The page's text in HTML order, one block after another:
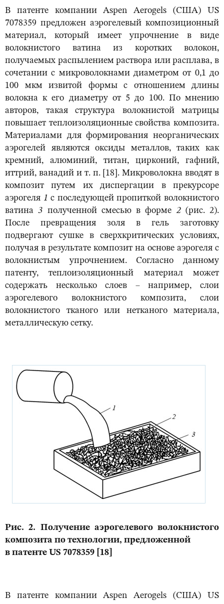
В патенте компании Aspen Aerogels (США) US
7078359 предложен аэрогелевый композиционный
материал, который имеет упрочнение в виде
волокнистого ватина из коротких волокон,
получаемых распылением раствора или расплава, в
сочетании с микроволокнами диаметром от 0,1 до
100 мкм извитой формы с отношением длины
волокна к его диаметру от 5 до 100. По мнению
авторов, такая структура волокнистой матрицы
повышает теплоизоляционные свойства композита.
Материалами для формирования неорганических
аэрогелей являются оксиды металлов, таких как
кремний, алюминий, титан, цирконий, гафний,
иттрий, ванадий и т. п. [18]. Микроволокна вводят в
композит путем их диспергации в прекурсоре
аэрогеля 1 с последующей пропиткой волокнистого
ватина3 полученной смесью в форме 2(рис. 2).
После превращения золя в гель заготовку
подвергают сушке в сверхкритических условиях,
получая в результате композит на основе аэрогеля с
волокнистым упрочнением. Согласно данному
патенту, теплоизоляционный материал может
содержать несколько слоев – например, слои
аэрогелевого волокнистого композита, слои
волокнистого тканого или нетканого материала,
металлическую сетку.
Рис. 2. Получение аэрогелевого волокнистого
композита по технологии, предложенной
в патенте US 7078359 [18]
В патенте компании Aspen Aerogels (США) US